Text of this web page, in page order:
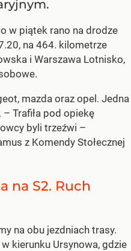
w piątek rano na drodze
na 464. kilometrze
i Warszawa Lotnisko,
mazda oraz opel. Jedna
Trafiła pod opiekę
byli trzeźwi –
z Komendy Stołecznej
na S2. Ruch
na obu jezdniach trasy.
kierunku Ursynowa, gdzie